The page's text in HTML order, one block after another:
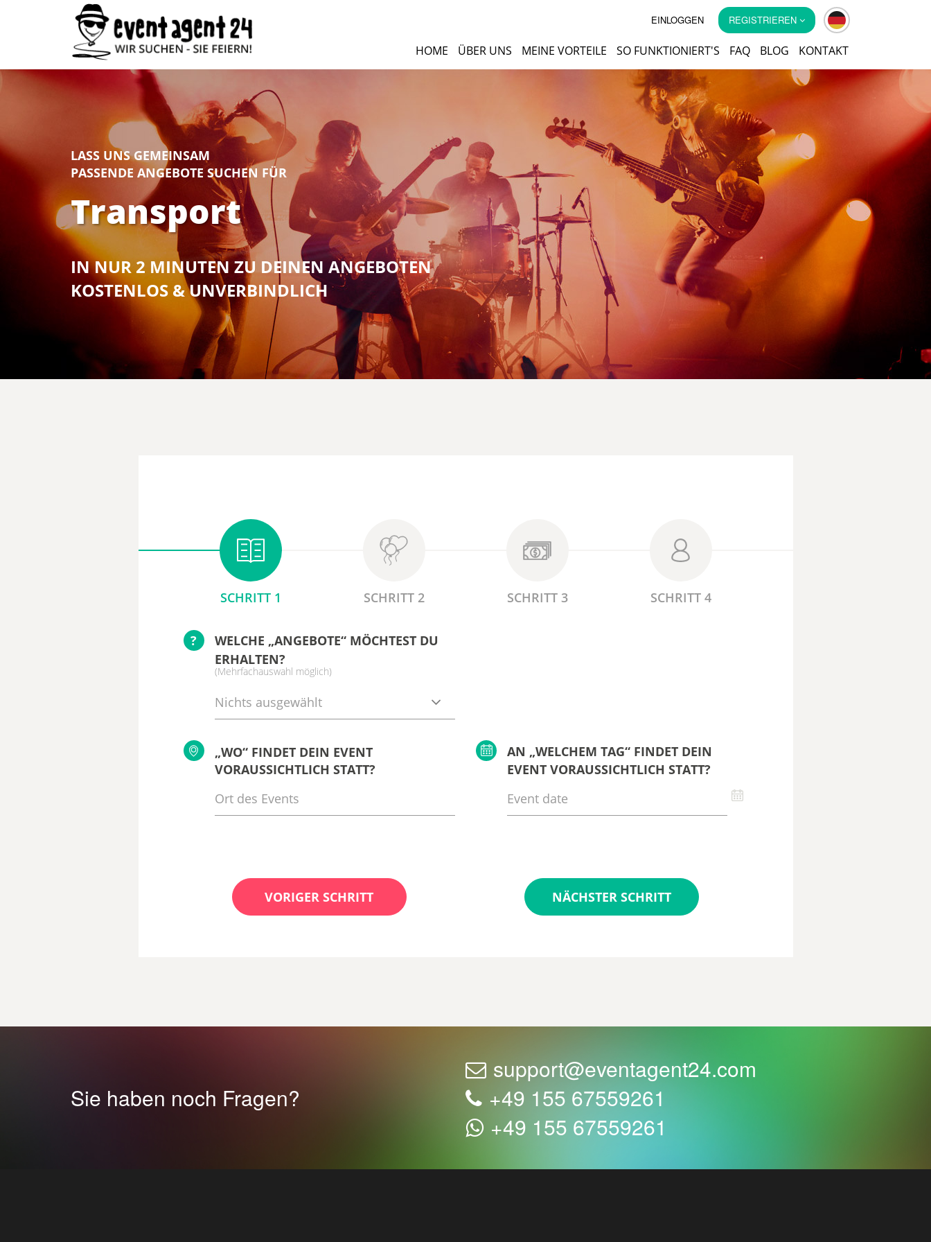
EINLOGGEN REGISTRIEREN
HOME ÜBER UNS MEINE VORTEILE SO FUNKTIONIERT'S FAQ BLOG KONTAKT
LASS UNS GEMEINSAM
PASSENDE ANGEBOTE SUCHEN FÜR
Transport
IN NUR 2 MINUTEN ZU DEINEN ANGEBOTEN
KOSTENLOS & UNVERBINDLICH
SCHRITT 1 SCHRITT 2 SCHRITT 3 SCHRITT 4
?
WELCHE „ANGEBOTE“ MÖCHTEST DU
ERHALTEN?
(Mehrfachauswahl möglich)
Nichts ausgewählt
„WO“ FINDET DEIN EVENT
VORAUSSICHTLICH STATT?
AN „WELCHEM TAG“ FINDET DEIN
EVENT VORAUSSICHTLICH STATT?
VORIGER SCHRITT NÄCHSTER SCHRITT
Sie haben noch Fragen?
support@eventagent24.com
+49 155 67559261
+49 155 67559261